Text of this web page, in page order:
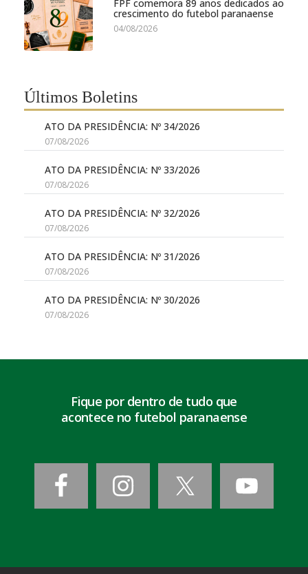
FPF comemora 89 anos dedicados ao
crescimento do futebol paranaense
04/08/2026
Últimos Boletins
ATO DA PRESIDÊNCIA: Nº 34/2026
07/08/2026
ATO DA PRESIDÊNCIA: Nº 33/2026
07/08/2026
ATO DA PRESIDÊNCIA: Nº 32/2026
07/08/2026
ATO DA PRESIDÊNCIA: Nº 31/2026
07/08/2026
ATO DA PRESIDÊNCIA: Nº 30/2026
07/08/2026
Fique por dentro de tudo que
acontece no futebol paranaense